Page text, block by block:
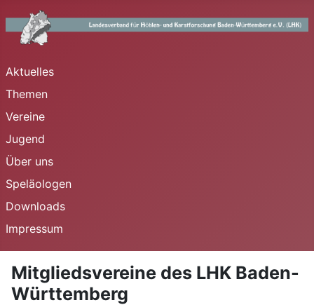
Aktuelles
Themen
Vereine
Jugend
Über uns
Speläologen
Downloads
Impressum
Mitgliedsvereine des LHK Baden-
Württemberg